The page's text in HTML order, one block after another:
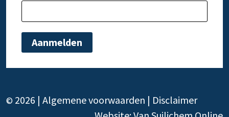
© 2026 | Algemene voorwaarden | Disclaimer